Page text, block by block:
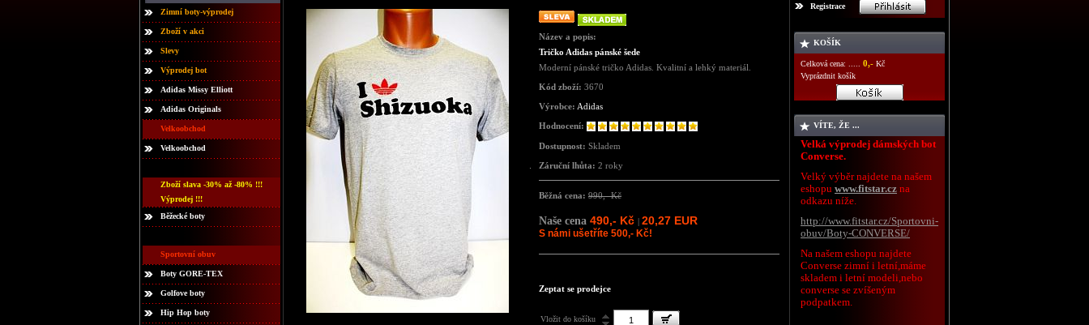
Zimní boty-výprodej
Zboží v akci
Slevy
Výprodej bot
Adidas Missy Elliott
Adidas Originals
Velkoobchod
Velkoobchod
Zboží slava -30% až -80% !!!
Výprodej !!!
Běžecké boty
Sportovní obuv
Boty GORE-TEX
Golfove boty
Hip Hop boty
Název a popis:
Tričko Adidas pánské šede
Moderní pánské tričko Adidas. Kvalitní a lehký materiál.
Kód zboží: 3670
Výrobce: Adidas
Hodnocení:
Dostupnost: Skladem
Záruční lhůta: 2 roky
Běžná cena: 990,- Kč
Naše cena 490,- Kč 20,27 EUR
S námi ušetříte 500,- Kč!
Zeptat se prodejce
Vložit do košíku
Registrace
KOŠÍK
Celková cena: ..... 0,- Kč
Vyprázdnit košík
VÍTE, ŽE ...
Velká výprodej dámských bot
Converse.
Velký výběr najdete na našem
eshopu www.fitstar.cz na
odkazu níže.
http://www.fitstar.cz/Sportovni-
obuv/Boty-CONVERSE/
Na našem eshopu najdete
Converse zimní i letní,máme
skladem i letní modeli,nebo
converse se zvíšeným
podpatkem.